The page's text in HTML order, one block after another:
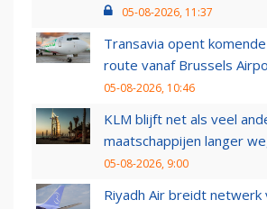
05-08-2026, 11:37
Transavia opent
route vanaf Brussels
05-08-2026, 10:46
KLM blijft net als veel
maatschappijen langer
05-08-2026, 9:00
Riyadh Air breidt netwerk